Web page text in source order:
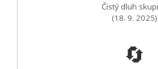
Čistý dluh
(18. 9. 2025)
🔄